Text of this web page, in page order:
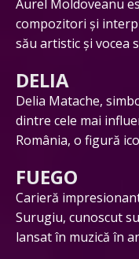
Aurel Moldoveanu
compozitori și
său artistic și vocea
DELIA
Delia Matache,
dintre cele mai
România, o figură
FUEGO
Carieră
Surugiu, cunoscut
lansat în muzică în